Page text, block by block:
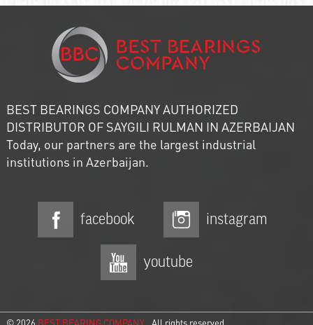
BEST BEARINGS COMPANY AUTHORIZED
DISTRIBUTOR OF SAYGILI RULMAN IN AZERBAIJAN
Today, our partners are the largest industrial
institutions in Azerbaijan.
facebook instagram
youtube
© 2026 BEST BEARING COMPANY . All rights reserved.